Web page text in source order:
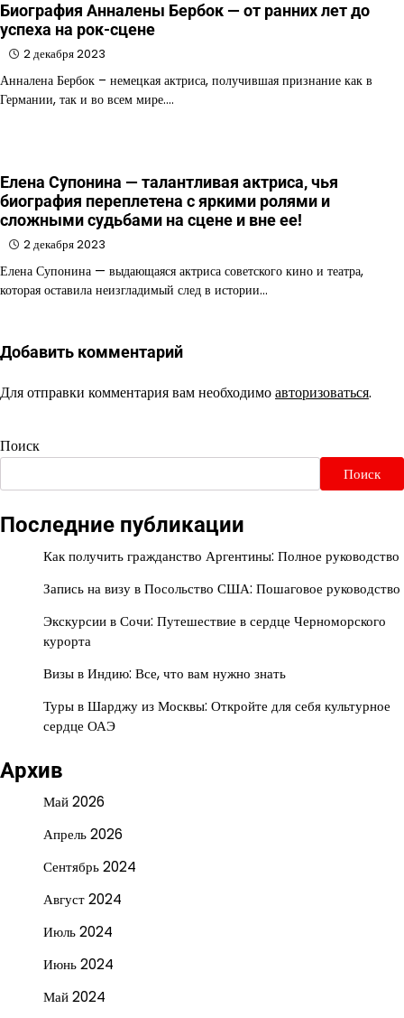
Биография Анналены Бербок — от ранних лет до
успеха на рок-сцене
2 декабря 2023
Анналена Бербок – немецкая актриса, получившая признание как в
Германии, так и во всем мире.…
Елена Супонина — талантливая актриса, чья
биография переплетена с яркими ролями и
сложными судьбами на сцене и вне ее!
2 декабря 2023
Елена Супонина — выдающаяся актриса советского кино и театра,
которая оставила неизгладимый след в истории…
Добавить комментарий
Для отправки комментария вам необходимоавторизоваться.
Поиск
Поиск
Последние публикации
Как получить гражданство Аргентины: Полное руководство
Запись на визу в Посольство США: Пошаговое руководство
Экскурсии в Сочи: Путешествие в сердце Черноморского
курорта
Визы в Индию: Все, что вам нужно знать
Туры в Шарджу из Москвы: Откройте для себя культурное
сердце ОАЭ
Архив
Май 2026
Апрель 2026
Сентябрь 2024
Август 2024
Июль 2024
Июнь 2024
Май 2024